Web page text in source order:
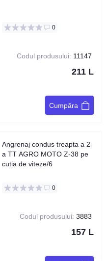
0
Codul produsului: 11147
211 L
Cumpăra
Angrenaj condus treapta a 2-
a TT AGRO MOTO Z-38 pe
cutia de viteze/6
0
Codul produsului: 3883
157 L